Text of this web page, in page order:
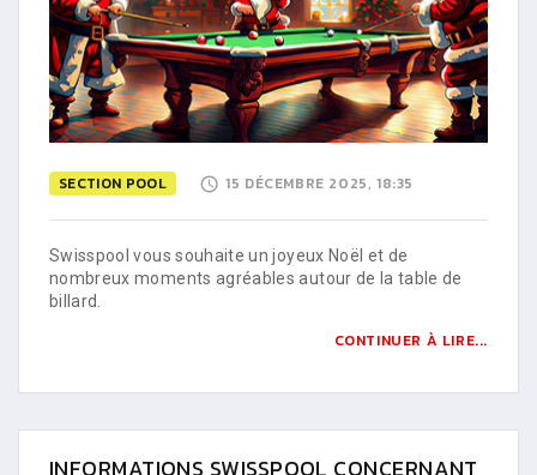
SECTION POOL 15 DÉCEMBRE 2025, 18:35
Swisspool vous souhaite un joyeux Noël et de
nombreux moments agréables autour de la table de
billard.
CONTINUER À LIRE...
INFORMATIONS SWISSPOOL CONCERNANT